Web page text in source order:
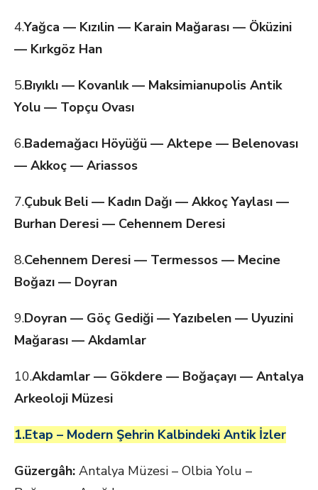
4.Yağca — Kızılin — Karain Mağarası — Öküzini
— Kırkgöz Han
5.Bıyıklı — Kovanlık — Maksimianupolis Antik
Yolu — Topçu Ovası
6.Bademağacı Höyüğü — Aktepe — Belenovası
— Akkoç — Ariassos
7.Çubuk Beli — Kadın Dağı — Akkoç Yaylası —
Burhan Deresi — Cehennem Deresi
8.Cehennem Deresi — Termessos — Mecine
Boğazı — Doyran
9.Doyran — Göç Gediği — Yazıbelen — Uyuzini
Mağarası — Akdamlar
10.Akdamlar — Gökdere — Boğaçayı — Antalya
Arkeoloji Müzesi
1.Etap – Modern Şehrin Kalbindeki Antik İzler
Güzergâh: Antalya Müzesi – Olbia Yolu –